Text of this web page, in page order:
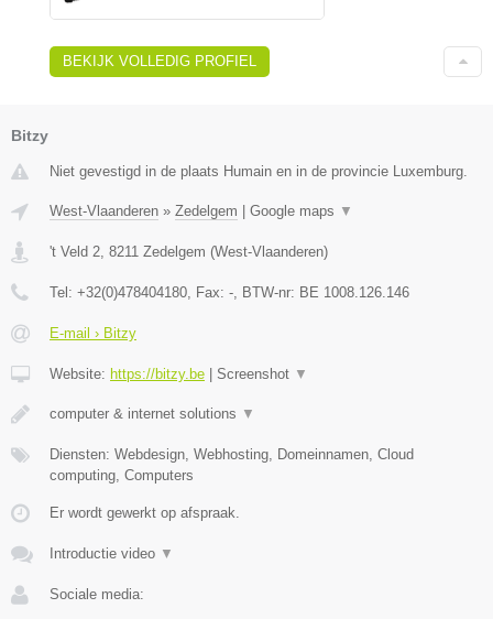
BEKIJK VOLLEDIG PROFIEL
Bitzy
Niet gevestigd in de plaats Humain en in de provincie Luxemburg.
West-Vlaanderen » Zedelgem Google maps ▼
't Veld 2, 8211 Zedelgem (West-Vlaanderen)
Tel: +32(0)478404180, Fax: -, BTW-nr: BE 1008.126.146
E-mail › Bitzy
Website: https://bitzy.be Screenshot ▼
computer & internet solutions ▼
Diensten: Webdesign, Webhosting, Domeinnamen, Cloud
computing, Computers
Er wordt gewerkt op afspraak.
Introductie video ▼
Sociale media: